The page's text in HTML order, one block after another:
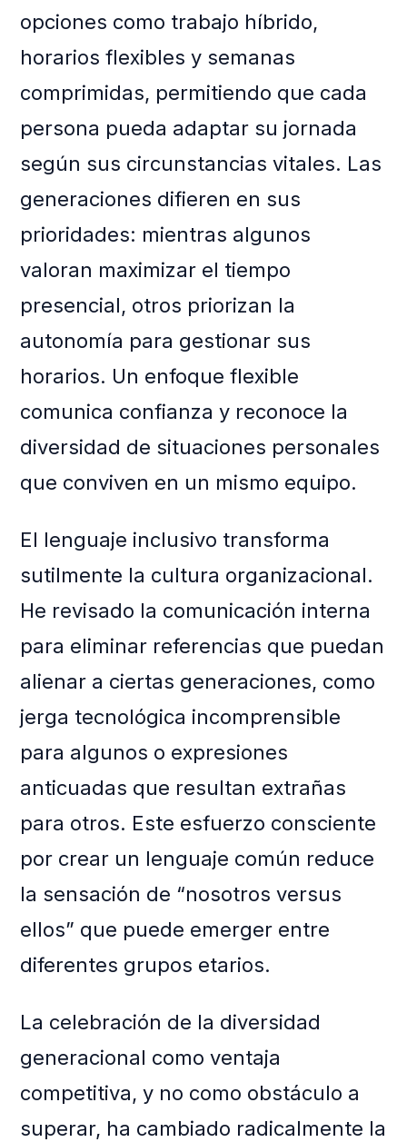
opciones como trabajo híbrido,
horarios flexibles y semanas
comprimidas, permitiendo que cada
persona pueda adaptar su jornada
según sus circunstancias vitales. Las
generaciones difieren en sus
prioridades: mientras algunos
valoran maximizar el tiempo
presencial, otros priorizan la
autonomía para gestionar sus
horarios. Un enfoque flexible
comunica confianza y reconoce la
diversidad de situaciones personales
que conviven en un mismo equipo.
El lenguaje inclusivo transforma
sutilmente la cultura organizacional.
He revisado la comunicación interna
para eliminar referencias que puedan
alienar a ciertas generaciones, como
jerga tecnológica incomprensible
para algunos o expresiones
anticuadas que resultan extrañas
para otros. Este esfuerzo consciente
por crear un lenguaje común reduce
la sensación de “nosotros versus
ellos” que puede emerger entre
diferentes grupos etarios.
La celebración de la diversidad
generacional como ventaja
competitiva, y no como obstáculo a
superar, ha cambiado radicalmente la